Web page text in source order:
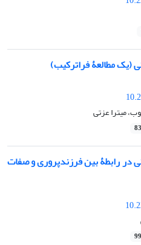
(یک مطالعۀ فراترکیب)
میترا عزتی
رابطۀ بین فرزندپروری و صفات